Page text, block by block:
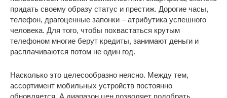
придать своему образу статус и престиж. Дорогие часы,
телефон, драгоценные запонки – атрибутика успешного
человека. Для того, чтобы похвастаться крутым
телефоном многие берут кредиты, занимают деньги и
расплачиваются потом не один год.
Насколько это целесообразно неясно. Между тем,
ассортимент мобильных устройств постоянно
обновляется. А диапазон цен позволяет подобрать